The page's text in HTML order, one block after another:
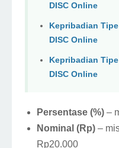
DISC Online
Kepribadian
DISC Online
Kepribadian
DISC Online
Persentase (%) –
Nominal (Rp) –
Rp20.000